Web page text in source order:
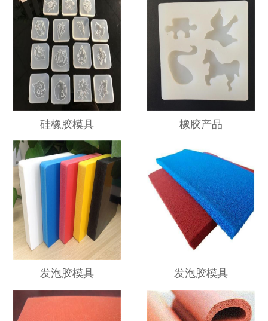
硅橡胶模具 橡胶产品
发泡胶模具 发泡胶模具